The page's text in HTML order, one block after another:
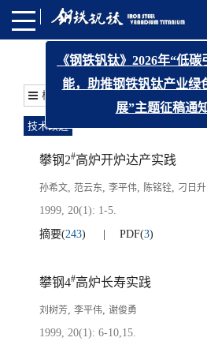
1999年 第20卷
栏目
技术改进
攀钢2#高炉开炉达产实践
孙希文, 范云东, 李平伟, 陈铭铨, 刁日升
1999, 20(1): 1-5.
摘要(243) PDF(3)
攀钢4#高炉长寿实践
刘树芳, 李平伟, 谢俊勇
1999, 20(1): 6-10,15.
《钢铁钒钛》2026年“低
能，助推钢铁钒钛产业
展”主题征稿通